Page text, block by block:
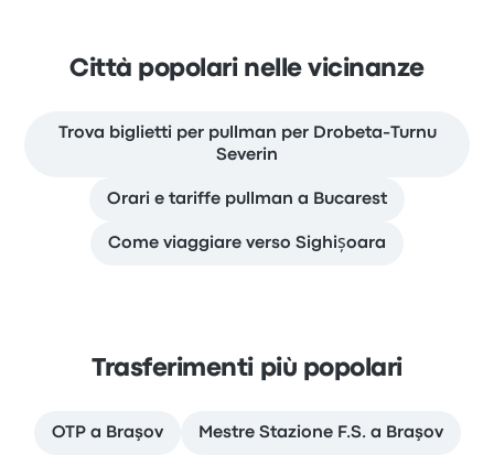
Città popolari nelle vicinanze
Trova biglietti per pullman per Drobeta-Turnu
Severin
Orari e tariffe pullman a Bucarest
Come viaggiare verso Sighișoara
Trasferimenti più popolari
OTP a Braşov Mestre Stazione F.S. a Braşov